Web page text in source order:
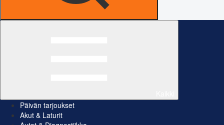
Päivän tarjoukset
Akut & Laturit